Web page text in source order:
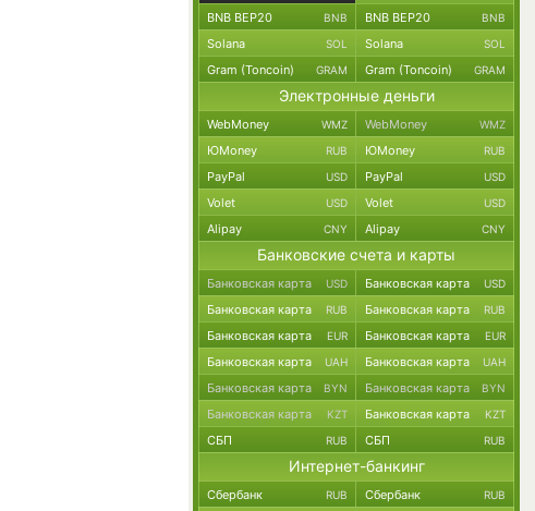
BNB BEP20 BNB BNB BEP20 BNB
Solana SOL Solana SOL
Gram (Toncoin) GRAM Gram (Toncoin) GRAM
Электронные деньги
WebMoney WMZ WebMoney WMZ
ЮMoney RUB ЮMoney RUB
PayPal USD PayPal USD
Volet USD Volet USD
Alipay CNY Alipay CNY
Банковские счета и карты
Банковская карта USD Банковская карта USD
Банковская карта RUB Банковская карта RUB
Банковская карта EUR Банковская карта EUR
Банковская карта UAH Банковская карта UAH
Банковская карта BYN Банковская карта BYN
Банковская карта KZT Банковская карта KZT
СБП RUB СБП RUB
Интернет-банкинг
Сбербанк RUB Сбербанк RUB